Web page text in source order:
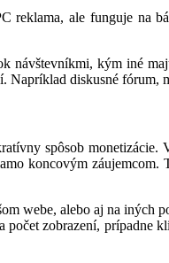
ale funguje na
návštevníkmi, kým iné
Napríklad diskusné
spôsob
koncovým
webe, alebo aj na iných
počet zobrazení,